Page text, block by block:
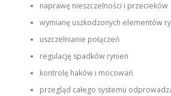
naprawę nieszczelności i przecieków
wymianę uszkodzonych elementów
uszczelnianie połączeń
regulację spadków rynien
kontrolę haków i mocowań
przegląd całego systemu